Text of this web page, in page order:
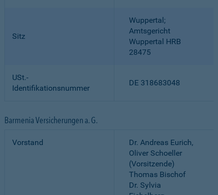
Sitz
Wuppertal;
Amtsgericht
Wuppertal HRB
28475
USt.-
Identifikationsnummer
DE 318683048
Barmenia Versicherungen a. G.
Vorstand
Dr. Andreas Eurich,
Oliver Schoeller
(Vorsitzende)
Thomas Bischof
Dr. Sylvia